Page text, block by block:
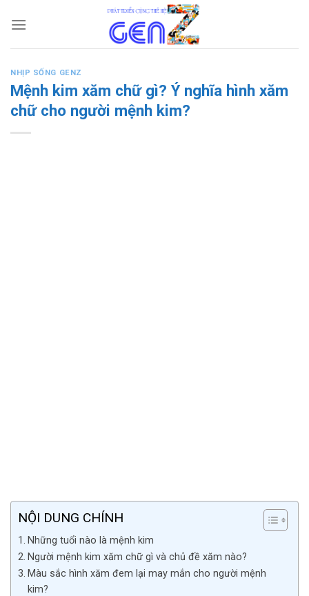
NHỊP SỐNG GENZ
Mệnh kim xăm chữ gì? Ý nghĩa hình xăm
chữ cho người mệnh kim?
NỘI DUNG CHÍNH
Những tuổi nào là mệnh kim
Người mệnh kim xăm chữ gì và chủ đề xăm nào?
Màu sắc hình xăm đem lại may mắn cho người mệnh
kim?